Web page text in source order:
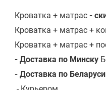
Кроватка + матрас -
Кроватка + матрас +
Кроватка + матрас +
- Доставка по Минску
- Доставка по Беларуси